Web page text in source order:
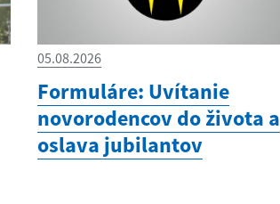
05.08.2026
Formuláre: Uvítanie
novorodencov do života a
oslava jubilantov